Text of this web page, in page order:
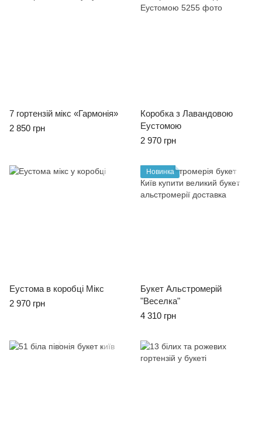
7 гортензій мікс «Гармонія»
2 850 грн
Коробка з Лавандовою
Еустомою
2 970 грн
Еустома в коробці Мікс
2 970 грн
Новинка
Букет Альстромерій
"Веселка"
4 310 грн
Бестселлери